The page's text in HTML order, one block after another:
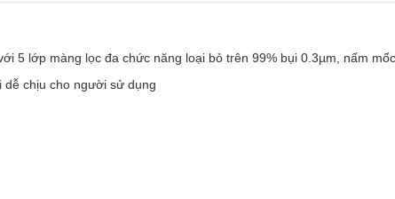
5 lớp màng lọc đa chức năng loại bỏ trên 99% bụi 0.3µm, nấm
dễ chịu cho người sử dụng